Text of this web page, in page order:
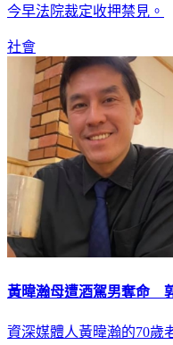
今早法院裁定收押禁見。
社會
黃暐瀚母遭酒駕男奪命
資深媒體人黃暐瀚的70歲